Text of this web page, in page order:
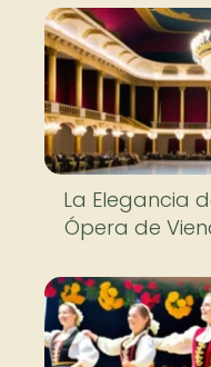
La Elegancia
Ópera de